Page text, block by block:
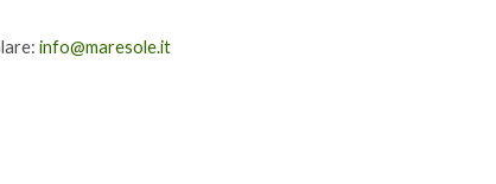
info@maresole.it